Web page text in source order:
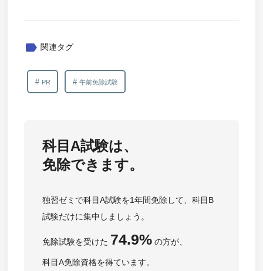
label 関連タグ
PR 午前免除試験
科目A試験は、
免除できます。
独習ゼミで科目A試験を1年間免除して、科目B
試験だけに集中しましょう。
免除試験を受けた 74.9% の方が、
科目A免除資格を得ています。